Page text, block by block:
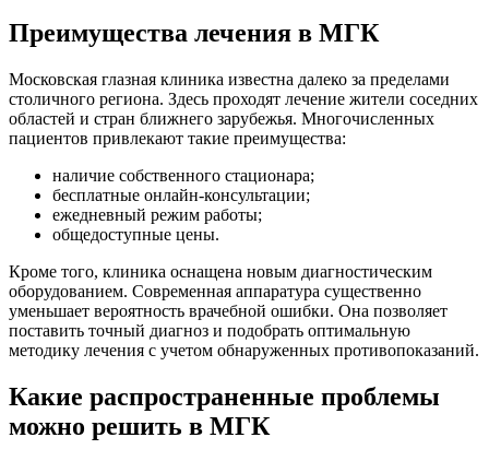
Преимущества лечения в МГК
Московская глазная клиника известна далеко за пределами
столичного региона. Здесь проходят лечение жители соседних
областей и стран ближнего зарубежья. Многочисленных
пациентов привлекают такие преимущества:
наличие собственного стационара;
бесплатные онлайн-консультации;
ежедневный режим работы;
общедоступные цены.
Кроме того, клиника оснащена новым диагностическим
оборудованием. Современная аппаратура существенно
уменьшает вероятность врачебной ошибки. Она позволяет
поставить точный диагноз и подобрать оптимальную
методику лечения с учетом обнаруженных противопоказаний.
Какие распространенные проблемы
можно решить в МГК